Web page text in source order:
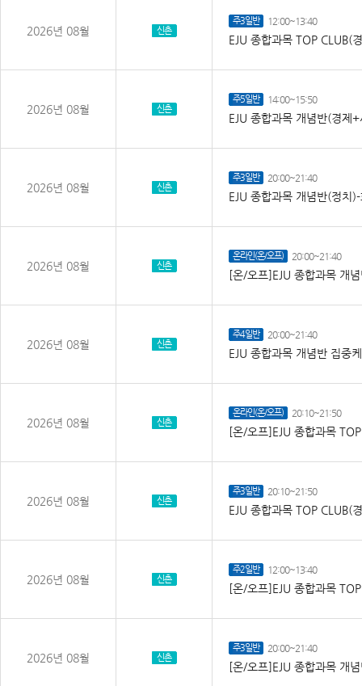
2026년 08월 신촌
주3일반 12:00~13:40
EJU 종합과목 TOP CLUB(
2026년 08월 신촌
주5일반 14:00~15:50
EJU 종합과목 개념반(경제
2026년 08월 신촌
주3일반 20:00~21:40
EJU 종합과목 개념반(정치
2026년 08월 신촌
온라인(온/오프) 20:00~21:40
[온/오프]EJU 종합과목 개
2026년 08월 신촌
주4일반 20:00~21:40
EJU 종합과목 개념반 집중
2026년 08월 신촌
온라인(온/오프) 20:10~21:50
[온/오프]EJU 종합과목
2026년 08월 신촌
주3일반 20:10~21:50
EJU 종합과목 TOP CLUB(
2026년 08월 신촌
주2일반 12:00~13:40
[온/오프]EJU 종합과목
2026년 08월 신촌
주3일반 20:00~21:40
[온/오프]EJU 종합과목 개